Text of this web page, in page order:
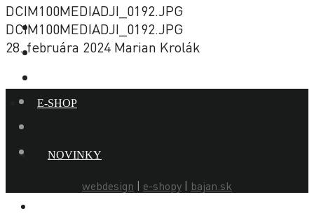
E-SHOP
NOVINKY
DCIM100MEDIADJI_0192.JPG
DCIM100MEDIADJI_0192.JPG
28. februára 2024 Marian Krolák
webdesign | e-shopy | bajan.sk